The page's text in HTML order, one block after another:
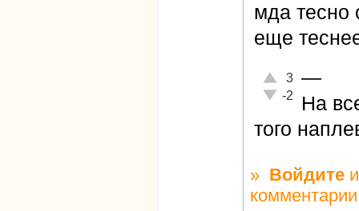
мда тесно
еще
Отлично!
3
Неадекватно!
-2
—
На
того
» Войдите
комментарии